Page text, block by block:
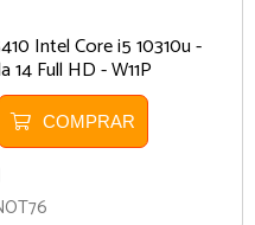
Intel Core i5 10310u -
Full HD - W11P
COMPRAR